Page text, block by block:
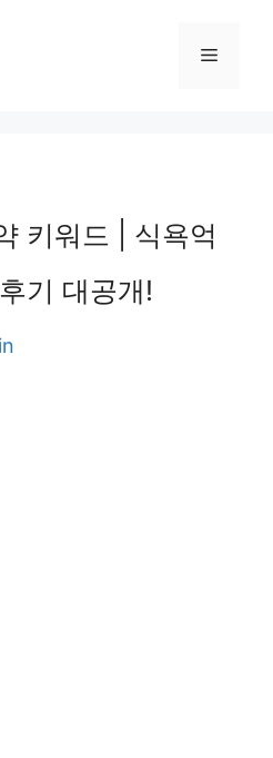
Menu
키워드 | 식욕억
기 대공개!